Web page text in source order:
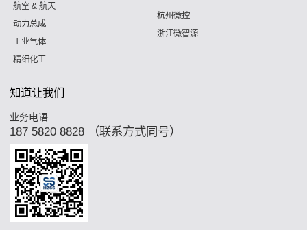
航空 & 航天
动力总成
工业气体
精细化工
杭州微控
浙江微智源
知道让我们
业务电语
187 5820 8828 （联系方式同号）